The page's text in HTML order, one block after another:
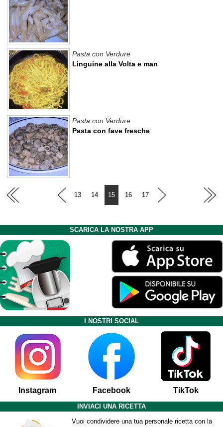
Linguine alla Volta e man
Pasta con Verdure
Pasta con fave fresche
Pasta con Verdure
13 14 15 16 17
SCARICA LA NOSTRA APP
I NOSTRI SOCIAL
Instagram Facebook TikTok
INVIACI UNA RICETTA
Vuoi condividere una tua personale ricetta con la